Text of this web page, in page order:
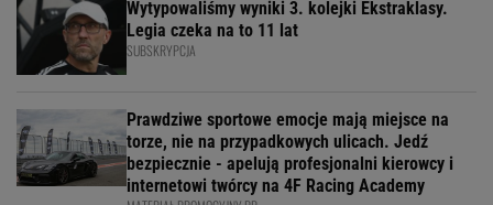
Wytypowaliśmy wyniki 3. kolejki Ekstraklasy.
Legia czeka na to 11 lat
SUBSKRYPCJA
Prawdziwe sportowe emocje mają miejsce na
torze, nie na przypadkowych ulicach. Jedź
bezpiecznie - apelują profesjonalni kierowcy i
internetowi twórcy na 4F Racing Academy